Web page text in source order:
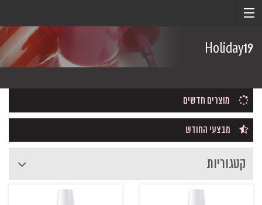
Holiday19
מוצרים חדשים
מבצעי החודש
קטגוריות